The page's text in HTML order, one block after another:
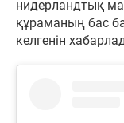
нидерландтық
құраманың бас
келгенін